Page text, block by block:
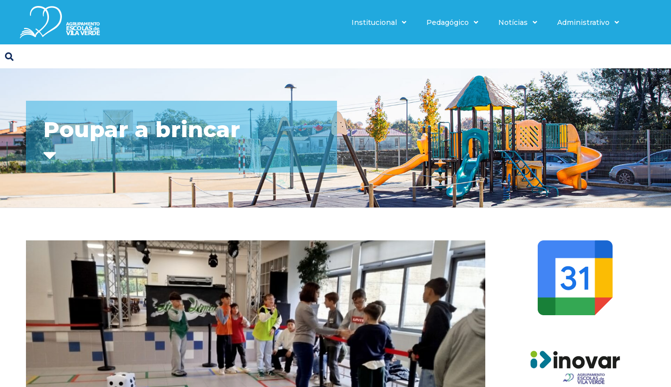
Institucional Pedagógico Notícias Administrativo
Poupar a brincar